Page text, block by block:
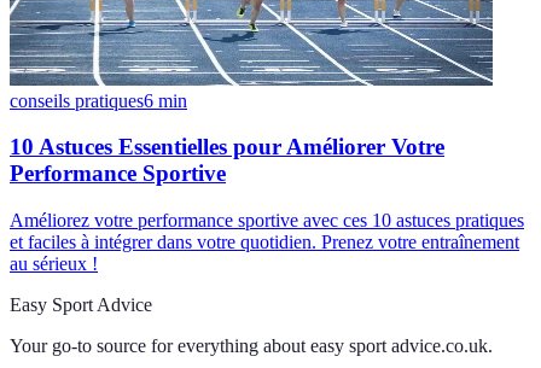
conseils pratiques6 min
10 Astuces Essentielles pour Améliorer Votre
Performance Sportive
Améliorez votre performance sportive avec ces 10 astuces pratiques
et faciles à intégrer dans votre quotidien. Prenez votre entraînement
au sérieux !
Easy Sport Advice
Your go-to source for everything about easy sport advice.co.uk.